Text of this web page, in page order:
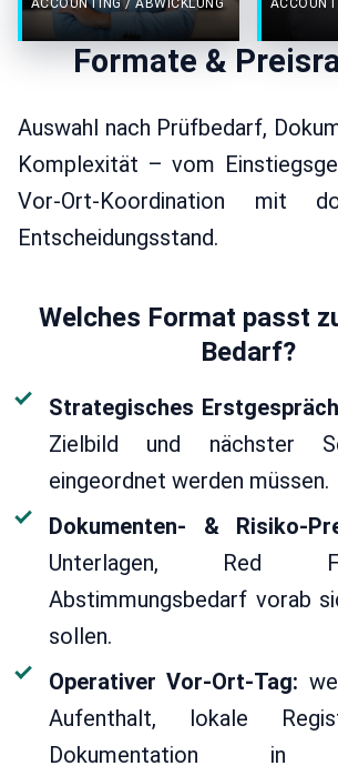
Formate &
Auswahl nach Prüfbedarf,
Komplexität – vom
Vor-Ort-Koordination mit
Entscheidungsstand.
Welches Format passt
Bedarf?
Strategisches
Zielbild und nächster
eingeordnet werden müssen.
Dokumenten- & Risiko-
Unterlagen, Red
Abstimmungsbedarf vorab
sollen.
Operativer Vor-Ort-Tag:
Aufenthalt, lokale
Dokumentation in